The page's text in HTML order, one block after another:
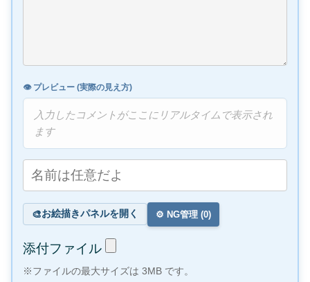
👁️ プレビュー (実際の見え方)
入力したコメントがここにリアルタイムで表示され
ます
🎨お絵描きパネルを開く ⚙️ NG管理 (0)
添付ファイル
※ファイルの最大サイズは 3MB です。